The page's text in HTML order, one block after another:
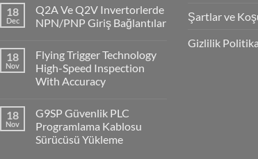
on
CP1H
PLC
Supervisor
Haberleşmesi
18
Dec
Q2A Ve Q2V Invertorlerde
NPN/PNP Giriş Bağlantılar
on
Q2A
Ve
Q2V
Giriş
Bağlantılar
18
Nov
Flying Trigger Technology
High-Speed Inspection
With Accuracy
on
Flying
Trigger
Technology
18
Nov
G9SP Güvenlik PLC
Programlama Kablosu
Sürücüsü Yükleme
Şartlar ve
Gizlilik